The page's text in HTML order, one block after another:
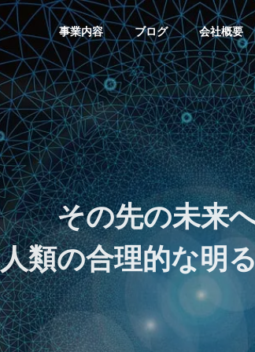
事業内容 ブログ 会社概要
Develop
System developme
nt project
システム開発事業
ザイン
デザインのベストプラ
ィス
テクノ
次世代
が描く未
その先の未来
人類の合理的な明